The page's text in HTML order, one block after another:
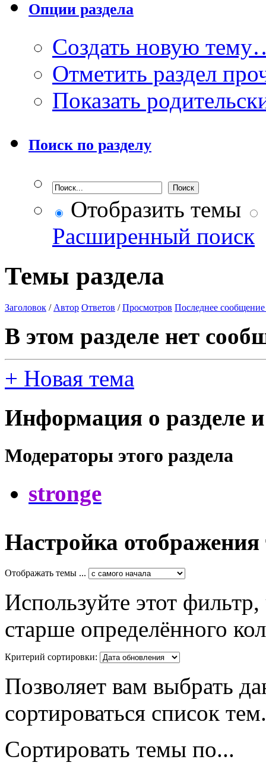
Опции раздела
Создать новую
Отметить раздел
Показать
Поиск по разделу
Отобразить темы
Расширенный поиск
Темы раздела
Заголовок / Автор Ответов /Просмотров Последнее сообщение
В этом разделе нет
+ Новая тема
Информация о разделе
Модераторы этого раздела
stronge
Настройка отображения
Отображать темы ...
Используйте этот
старше определённого
Критерий сортировки:
Позволяет вам выбрать
сортироваться список тем.
Сортировать темы по...